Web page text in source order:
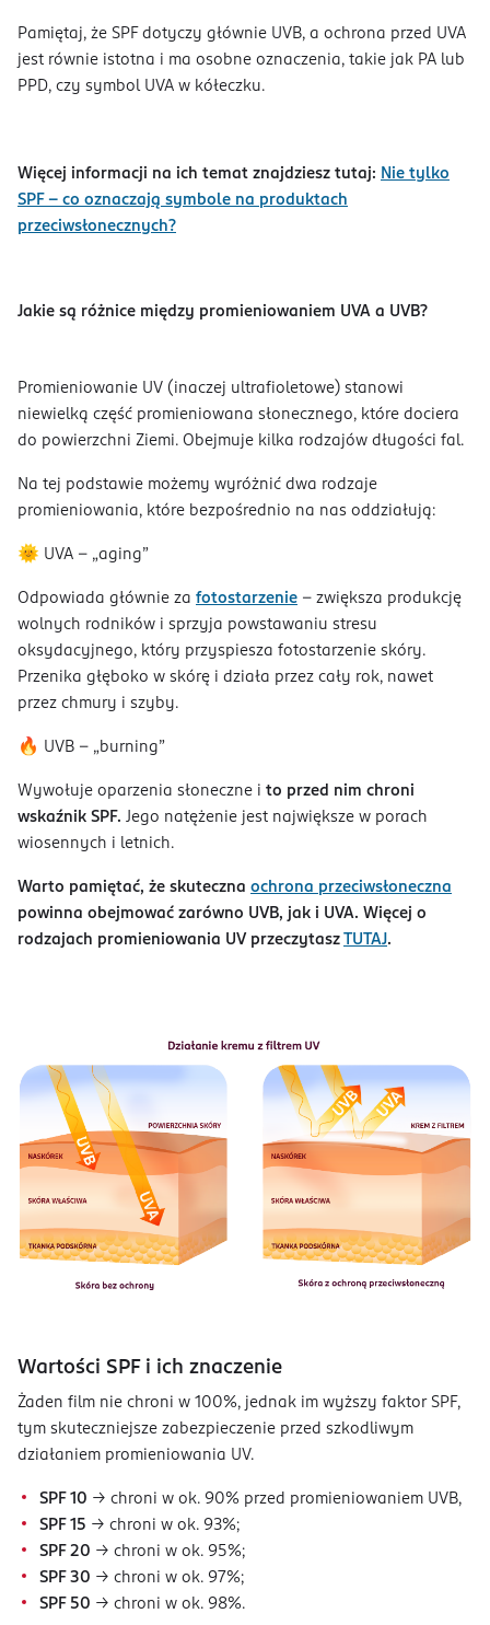
Pamiętaj, że SPF dotyczy głównie UVB, a ochrona przed UVA
jest równie istotna i ma osobne oznaczenia, takie jak PA lub
PPD, czy symbol UVA w kółeczku.
Więcej informacji na ich temat znajdziesz tutaj: Nie tylko
SPF - co oznaczają symbole na produktach
przeciwsłonecznych?
Jakie są różnice między promieniowaniem UVA a UVB?
Promieniowanie UV (inaczej ultrafioletowe) stanowi
niewielką część promieniowana słonecznego, które dociera
do powierzchni Ziemi. Obejmuje kilka rodzajów długości fal.
Na tej podstawie możemy wyróżnić dwa rodzaje
promieniowania, które bezpośrednio na nas oddziałują:
🌞 UVA – „aging”
Odpowiada głównie za fotostarzenie – zwiększa produkcję
wolnych rodników i sprzyja powstawaniu stresu
oksydacyjnego, który przyspiesza fotostarzenie skóry.
Przenika głęboko w skórę i działa przez cały rok, nawet
przez chmury i szyby.
🔥 UVB – „burning”
Wywołuje oparzenia słoneczne i to przed nim chroni
wskaźnik SPF. Jego natężenie jest największe w porach
wiosennych i letnich.
Warto pamiętać, że skuteczna ochrona przeciwsłoneczna
powinna obejmować zarówno UVB, jak i UVA. Więcej o
rodzajach promieniowania UV przeczytasz
TUTAJ.
Wartości SPF i ich znaczenie
Żaden film nie chroni w 100%, jednak im wyższy faktor SPF,
tym skuteczniejsze zabezpieczenie przed szkodliwym
działaniem promieniowania UV.
SPF 10 → chroni w ok. 90% przed promieniowaniem UVB,
SPF 15 → chroni w ok. 93%;
SPF 20 → chroni w ok. 95%;
SPF 30 → chroni w ok. 97%;
SPF 50 → chroni w ok. 98%.